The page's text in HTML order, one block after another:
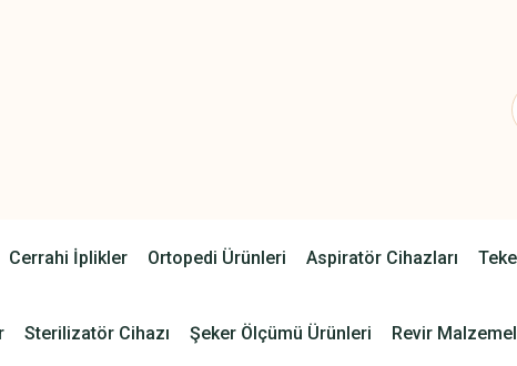
Cerrahi İplikler Ortopedi Ürünleri Aspiratör Cihazları
Sterilizatör Cihazı Şeker Ölçümü Ürünleri Revir